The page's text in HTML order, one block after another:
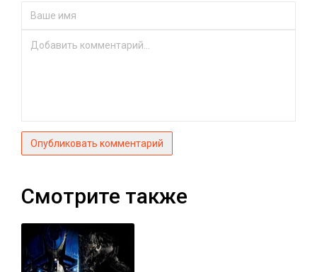
Опубликовать комментарий
Смотрите также